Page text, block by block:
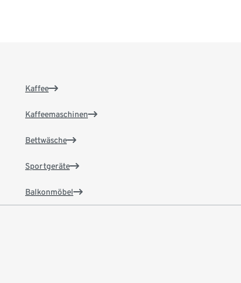
Kaffee
Kaffeemaschinen
Bettwäsche
Sportgeräte
Balkonmöbel